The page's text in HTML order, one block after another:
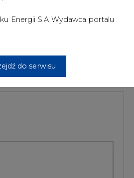
akceptację zasad korzystania z portalu